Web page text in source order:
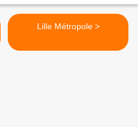
Lille Métropole >